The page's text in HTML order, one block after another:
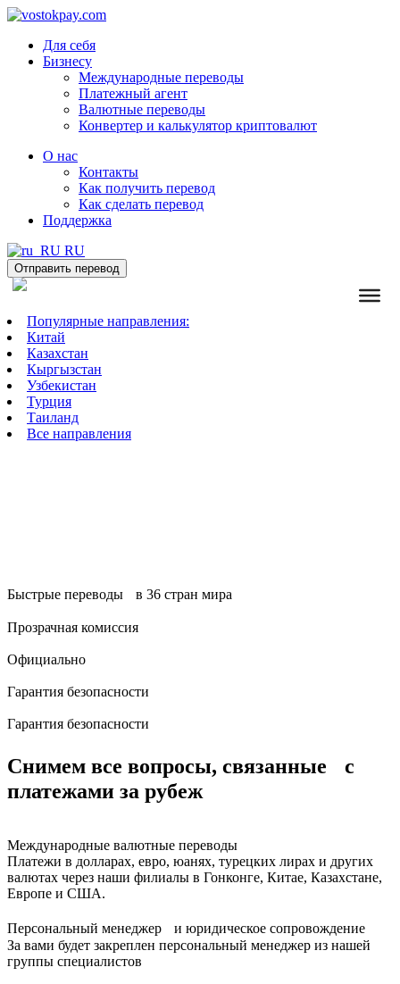
Для себя
Бизнесу
Международные переводы
Платежный агент
Валютные переводы
Конвертер и калькулятор криптовалют
О нас
Контакты
Как получить перевод
Как сделать перевод
Поддержка
RU
Отправить перевод
Популярные направления:
Китай
Казахстан
Кыргызстан
Узбекистан
Турция
Таиланд
Все направления
Быстрые переводы в 36 стран мира
Прозрачная комиссия
Официально
Гарантия безопасности
Гарантия безопасности
Снимем все вопросы, связанные с
платежами за рубеж
Международные валютные переводы
Платежи в долларах, евро, юанях, турецких лирах и других
валютах через наши филиалы в Гонконге, Китае, Казахстане,
Европе и США.
Персональный менеджер и юридическое сопровождение
За вами будет закреплен персональный менеджер из нашей
группы специалистов